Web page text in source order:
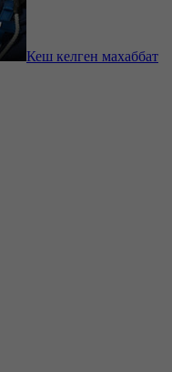
Кеш келген махаббат